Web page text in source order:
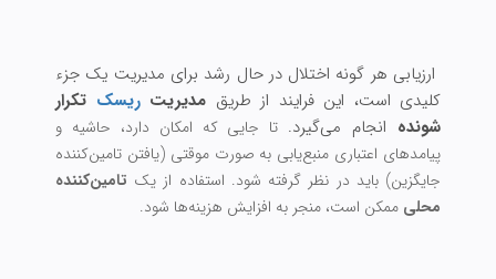
ارزیابی هر گونه اختلال در حال رشد برای مدیریت یک جزء
کلیدی است، این فرایند از طریق مدیریتریسک تکرار
شونده انجام می‌گیرد. تا جایی که امکان دارد، حاشیه و
پیامدهای اعتباری منبع‌یابی به صورت موقتی (یافتن تامین‌کننده
جایگزین) باید در نظر گرفته شود. استفاده از یک تامین‌کننده
محلی ممکن است، منجر به افزایش هزینه‌ها شود.